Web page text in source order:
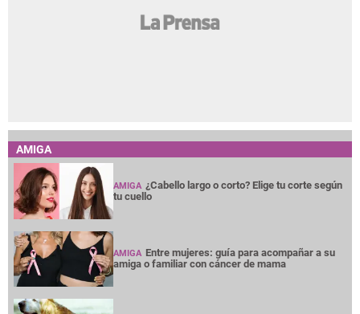
AMIGA
AMIGA ¿Cabello largo o corto? Elige tu corte según
tu cuello
AMIGA Entre mujeres: guía para acompañar a su
amiga o familiar con cáncer de mama